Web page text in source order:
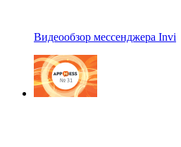
Видеообзор мессенджера Invi